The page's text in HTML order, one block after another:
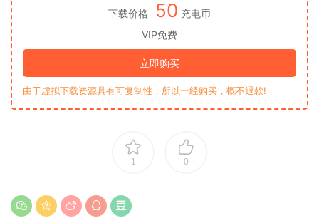
下载价格 50 充电币
VIP免费
立即购买
由于虚拟下载资源具有可复制性，所以一经购买，概不退款!
1 0